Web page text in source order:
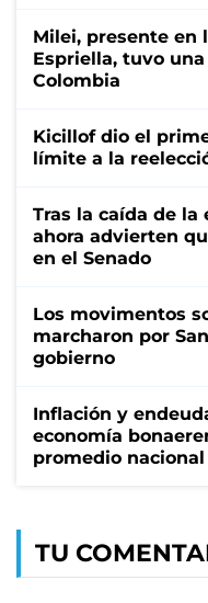
Milei, presente en
Espriella, tuvo
Colombia
Kicillof dio el
límite a la
Tras la caída de
ahora advierten
en el Senado
Los movimentos
marcharon por
gobierno
Inflación y
economía
promedio
TU